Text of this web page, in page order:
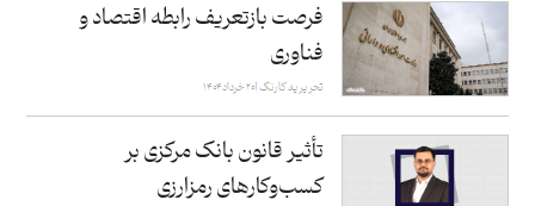
فرصت بازتعریف رابطه اقتصاد و
فناوری
تحریریه کارنگ ۲۰ خرداد ۱۴۰۴
تأثیر قانون بانک مرکزی بر
کسب‌وکارهای رمزارزی